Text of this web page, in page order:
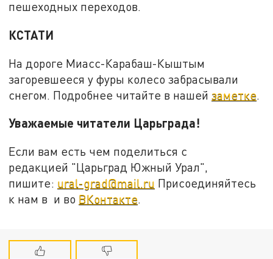
пешеходных переходов.
КСТАТИ
На дороге Миасс-Карабаш-Кыштым
загоревшееся у фуры колесо забрасывали
снегом. Подробнее читайте в нашей заметке
Уважаемые читатели Царьграда!
Если вам есть чем поделиться с
редакцией "Царьград Южный Урал",
пишите: ural-grad@mail.ru Присоединяйтесь
к нам в и во ВКонтакте.